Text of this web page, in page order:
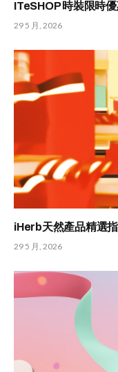
ITeSHOP 時裝限時
29 5 月, 2026
iHerb天然產品精選
29 5 月, 2026